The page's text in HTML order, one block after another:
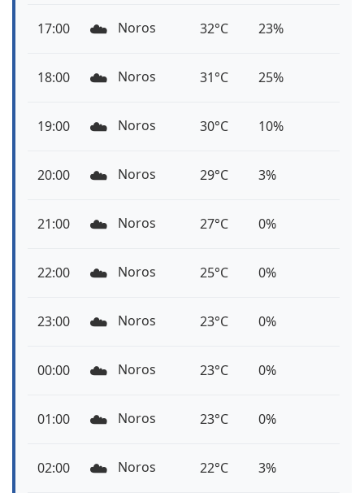
17:00 ☁️ Noros 32°C 23%
18:00 ☁️ Noros 31°C 25%
19:00 ☁️ Noros 30°C 10%
20:00 ☁️ Noros 29°C 3%
21:00 ☁️ Noros 27°C 0%
22:00 ☁️ Noros 25°C 0%
23:00 ☁️ Noros 23°C 0%
00:00 ☁️ Noros 23°C 0%
01:00 ☁️ Noros 23°C 0%
02:00 ☁️ Noros 22°C 3%